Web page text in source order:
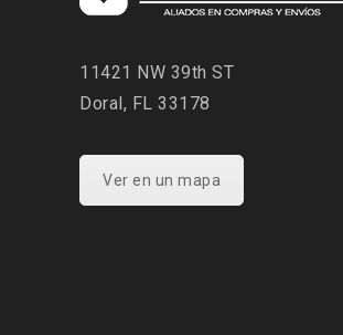
11421 NW 39th ST
Doral, FL 33178
Ver en un mapa